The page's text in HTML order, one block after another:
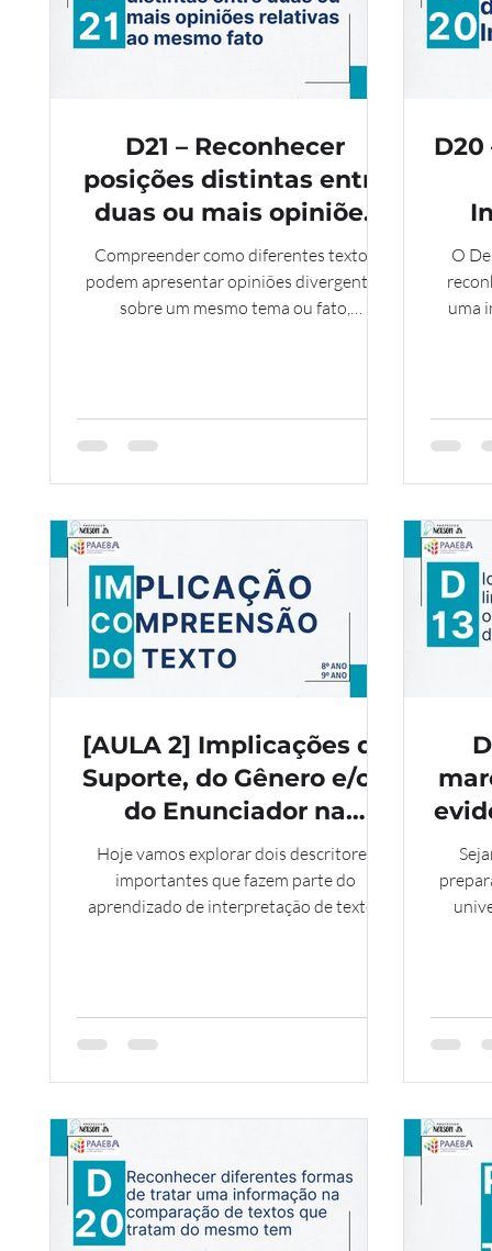
D21 – Reconhecer
posições distintas entre
duas ou mais opiniões
relativas ao mesmo fato
ou ao mesmo tema - 3º
EM
Compreender como diferentes textos
podem apresentar opiniões divergentes
sobre um mesmo tema ou fato,
D20
O
uma
[AULA 2] Implicações do
Suporte, do Gênero e/ou
do Enunciador na
Compreensão do Texto -
9 ano
Hoje vamos explorar dois descritores
importantes que fazem parte do
aprendizado de interpretação de textos
e compreensão, não só dentro da sala de
aula, mas também no dia a dia. Vamos